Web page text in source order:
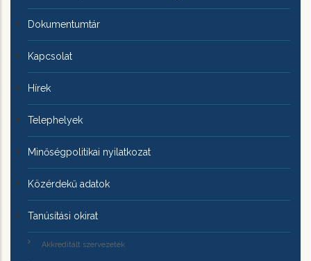
Dokumentumtár
Kapcsolat
Hírek
Telephelyek
Minőségpolitikai nyilatkozat
Közérdekű adatok
Tanúsítási okirat
Akkreditált szervezetek